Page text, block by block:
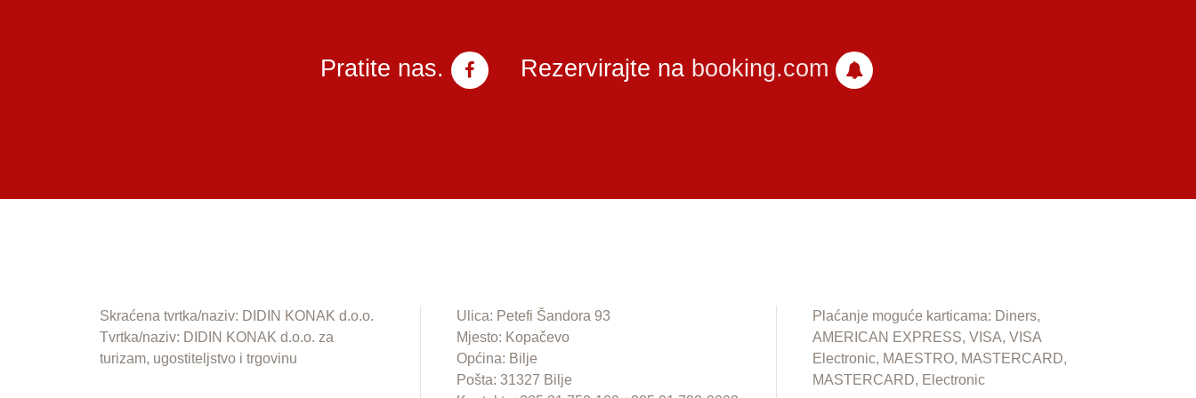
Pratite nas. Rezervirajte na booking.com
Skraćena tvrtka/naziv: DIDIN KONAK d.o.o.
Tvrtka/naziv: DIDIN KONAK d.o.o. za
turizam, ugostiteljstvo i trgovinu
Ulica: Petefi Šandora 93
Mjesto: Kopačevo
Općina: Bilje
Pošta: 31327 Bilje
Plaćanje moguće karticama: Diners,
AMERICAN EXPRESS, VISA, VISA
Electronic, MAESTRO, MASTERCARD,
MASTERCARD, Electronic